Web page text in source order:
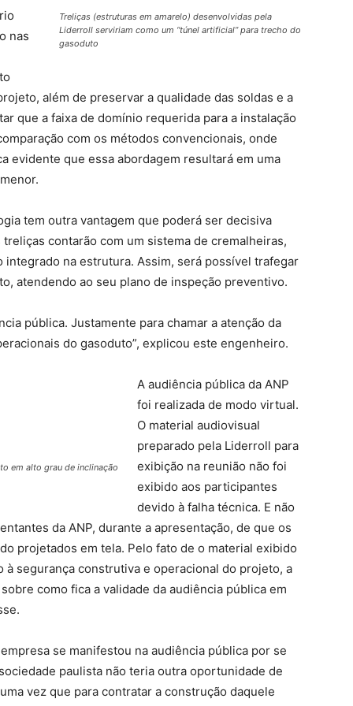
Treliças (estruturas em amarelo) desenvolvidas pela
Liderroll serviriam como um “túnel artificial” para trecho do
gasoduto
nas
além de preservar a qualidade das soldas e a
que a faixa de domínio requerida para a instalação
com os métodos convencionais, onde
evidente que essa abordagem resultará em uma
tem outra vantagem que poderá ser decisiva
contarão com um sistema de cremalheiras,
na estrutura. Assim, será possível trafegar
atendendo ao seu plano de inspeção preventivo.
pública. Justamente para chamar a atenção da
do gasoduto”, explicou este engenheiro.
em alto grau de inclinação
A audiência pública da ANP
foi realizada de modo virtual.
O material audiovisual
preparado pela Liderroll para
exibição na reunião não foi
exibido aos participantes
devido à falha técnica. E não
da ANP, durante a apresentação, de que os
projetados em tela. Pelo fato de o material exibido
segurança construtiva e operacional do projeto, a
como fica a validade da audiência pública em
se manifestou na audiência pública por se
paulista não teria outra oportunidade de
vez que para contratar a construção daquele